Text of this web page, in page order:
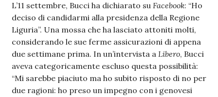
L’11 settembre, Bucci ha dichiarato su Facebook: “Ho
deciso di candidarmi alla presidenza della Regione
Liguria”. Una mossa che ha lasciato attoniti molti,
considerando le sue ferme assicurazioni di appena
due settimane prima. In un’intervista a Libero, Bucci
aveva categoricamente escluso questa possibilità:
“Mi sarebbe piaciuto ma ho subito risposto di no per
due ragioni: ho preso un impegno con i genovesi